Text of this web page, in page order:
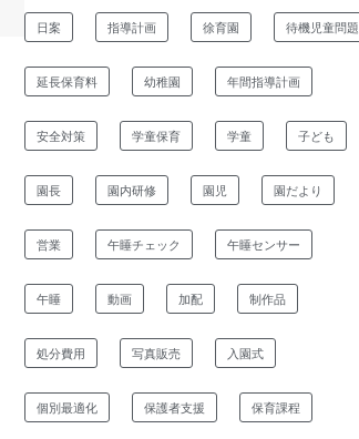
日案 指導計画 徐育園 待機児童問題
延長保育料 幼稚園 年間指導計画
安全対策 学童保育 学童 子ども
園長 園内研修 園児 園だより
営業 午睡チェック 午睡センサー
午睡 動画 加配 制作品
処分費用 写真販売 入園式
個別最適化 保護者支援 保育課程